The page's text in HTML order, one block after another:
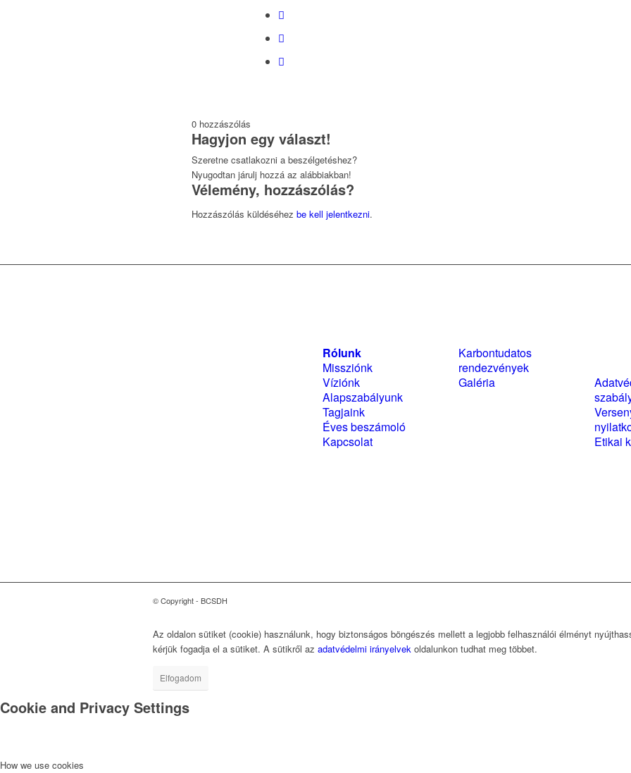
0 hozzászólás
Hagyjon egy választ!
Szeretne csatlakozni a beszélgetéshez?
Nyugodtan járulj hozzá az alábbiakban!
Vélemény, hozzászólás?
Hozzászólás küldéséhez be kell jelentkezni.
Rólunk
Missziónk
Víziónk
Alapszabályunk
Tagjaink
Éves beszámoló
Kapcsolat
Karbontudatos
rendezvények
Galéria
Etikai
© Copyright - BCSDH
Az oldalon sütiket (cookie) használunk, hogy biztonságos böngészés mellett a legjobb felhasználói élményt
kérjük fogadja el a sütiket. A sütikről az adatvédelmi irányelvek oldalunkon tudhat meg többet.
Elfogadom
Cookie and Privacy Settings
How we use cookies